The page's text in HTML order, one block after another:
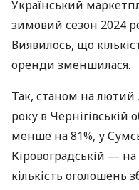
Український
зимовий сезон 2024
Виявилось, що
оренди зменшилася.
Так, станом на лютий
року в Чернігівській
менше на 81%, у
Кіровоградській —
кількість оголошень